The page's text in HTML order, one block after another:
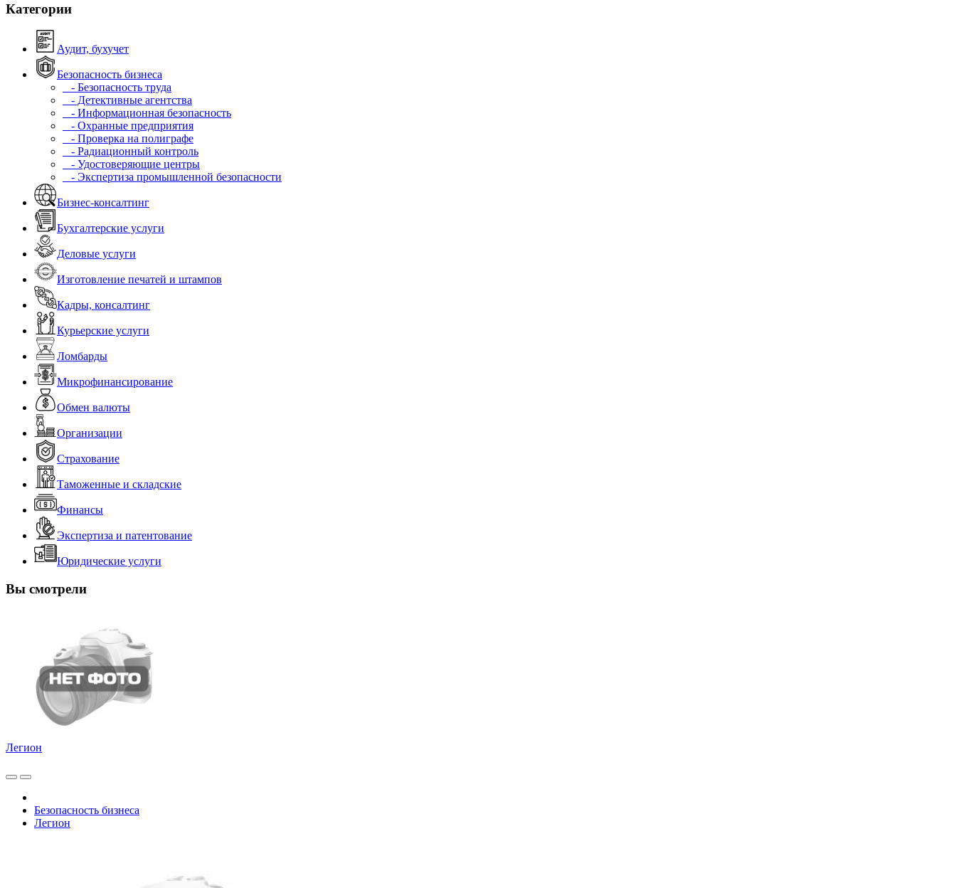
Категории
Аудит, бухучет
Безопасность бизнеса
- Безопасность труда
- Детективные агентства
- Информационная безопасность
- Охранные предприятия
- Проверка на полиграфе
- Радиационный контроль
- Удостоверяющие центры
- Экспертиза промышленной безопасности
Бизнес-консалтинг
Бухгалтерские услуги
Деловые услуги
Изготовление печатей и штампов
Кадры, консалтинг
Курьерские услуги
Ломбарды
Микрофинансирование
Обмен валюты
Организации
Страхование
Таможенные и складские
Финансы
Экспертиза и патентование
Юридические услуги
Вы смотрели
Легион
Безопасность бизнеса
Легион